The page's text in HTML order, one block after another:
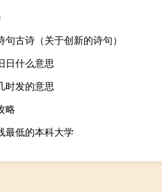
句古诗（关于创新的诗句）
日什么意思
时发的意思
略
最低的本科大学